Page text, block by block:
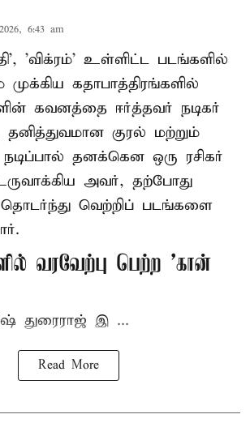
6:43 am
'விக்ரம்' உள்ளிட்ட படங்களில்
கதாபாத்திரங்களில்
கவனத்தை ஈர்த்தவர் நடிகர்
குரல் மற்றும்
நடிப்பால் தனக்கென ஒரு ரசிகர்
அவர், தற்போது
வெற்றிப் படங்களை
வரவேற்பு பெற்ற 'கான்
துரைராஜ் இ ...
Read More